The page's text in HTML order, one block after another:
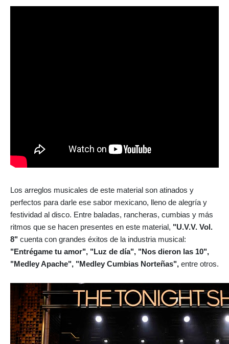
Los arreglos musicales de este material son atinados y
perfectos para darle ese sabor mexicano, lleno de alegría y
festividad al disco. Entre baladas, rancheras, cumbias y más
ritmos que se hacen presentes en este material, "U.V.V. Vol.
8" cuenta con grandes éxitos de la industria musical:
"Entrégame tu amor", "Luz de día", "Nos dieron las 10",
"Medley Apache", "Medley Cumbias Norteñas", entre otros.